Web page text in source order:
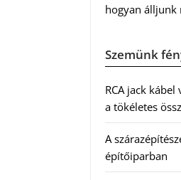
hogyan álljunk
Szemünk
RCA jack
a tökéletes
A
építőiparban